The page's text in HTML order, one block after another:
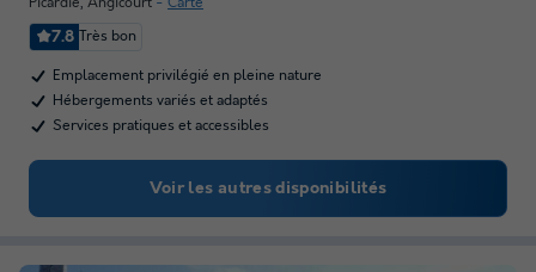
7.8 Très bon
Emplacement privilégié en pleine nature
Hébergements variés et adaptés
Services pratiques et accessibles
Voir les autres disponibilités